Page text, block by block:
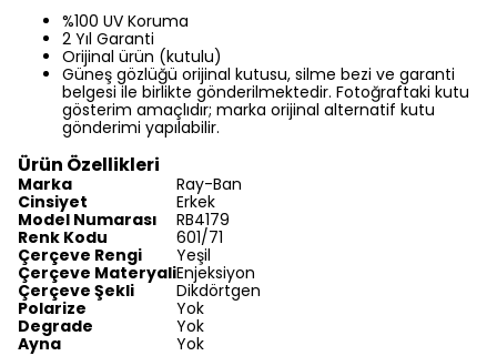
%100 UV Koruma
2 Yıl Garanti
Orijinal ürün (kutulu)
Güneş gözlüğü orijinal kutusu, silme bezi ve garanti
belgesi ile birlikte gönderilmektedir. Fotoğraftaki kutu
gösterim amaçlıdır; marka orijinal alternatif kutu
gönderimi yapılabilir.
Ürün Özellikleri
Marka
Ray-Ban
Cinsiyet
Erkek
Model Numarası
RB4179
Renk Kodu
601/71
Çerçeve Rengi
Yeşil
Çerçeve MateryaliEnjeksiyon
Çerçeve Şekli
Dikdörtgen
Polarize
Yok
Degrade
Yok
Ayna
Yok